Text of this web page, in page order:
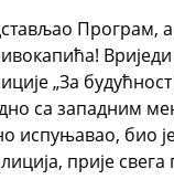
Програм,
Вриједи
„За будућност
са западним
испуњавао, био
прије